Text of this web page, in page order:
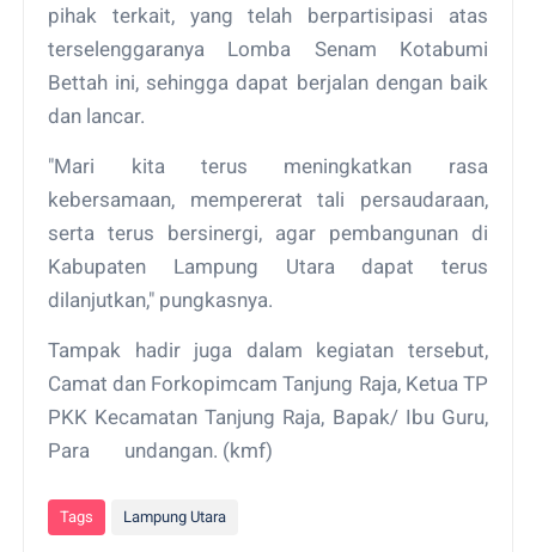
pihak terkait, yang telah berpartisipasi atas
terselenggaranya Lomba Senam Kotabumi
Bettah ini, sehingga dapat berjalan dengan baik
dan lancar.
"Mari kita terus meningkatkan rasa
kebersamaan, mempererat tali persaudaraan,
serta terus bersinergi, agar pembangunan di
Kabupaten Lampung Utara dapat terus
dilanjutkan," pungkasnya.
Tampak hadir juga dalam kegiatan tersebut,
Camat dan Forkopimcam Tanjung Raja, Ketua TP
PKK Kecamatan Tanjung Raja, Bapak/ Ibu Guru,
Para
undangan. (kmf)
Tags Lampung Utara